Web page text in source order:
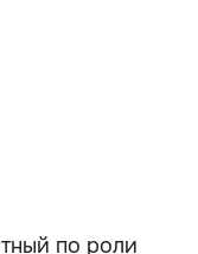
по роли